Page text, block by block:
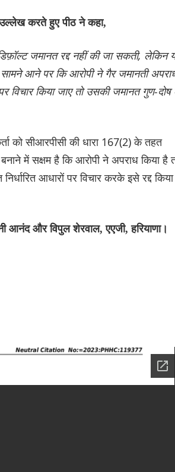
उल्लेख करते हुए पीठ ने कहा,
जमानत रद्द नहीं की जा सकती, लेकिन
आने पर कि आरोपी ने गैर जमानती
विचार किया जाए तो उसकी जमानत गुण-
को सीआरपीसी की धारा 167(2) के तहत
में सक्षम है कि आरोपी ने अपराध किया है
आधारों पर विचार करके इसे रद्द किया
आनंद और विपुल शेरवाल, एएजी, हरियाणा।